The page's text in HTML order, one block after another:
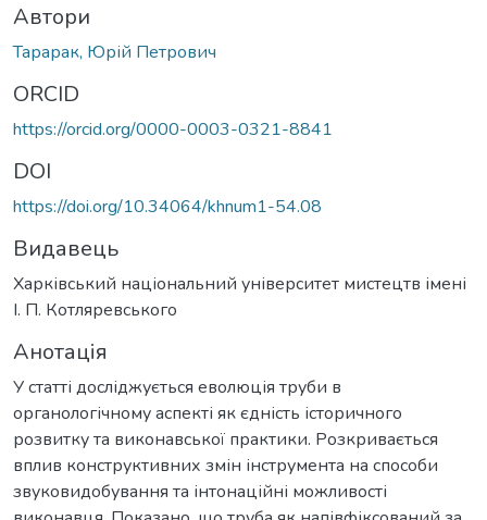
Автори
Тарарак, Юрій Петрович
ORCID
https://orcid.org/0000-0003-0321-8841
DOI
https://doi.org/10.34064/khnum1-54.08
Видавець
Харківський національний університет мистецтв імені
І. П. Котляревського
Анотація
У статті досліджується еволюція труби в
органологічному аспекті як єдність історичного
розвитку та виконавської практики. Розкривається
вплив конструктивних змін інструмента на способи
звуковидобування та інтонаційні можливості